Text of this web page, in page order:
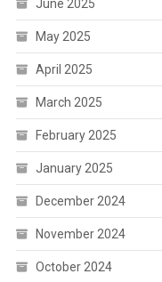
June 2025
May 2025
April 2025
March 2025
February 2025
January 2025
December 2024
November 2024
October 2024